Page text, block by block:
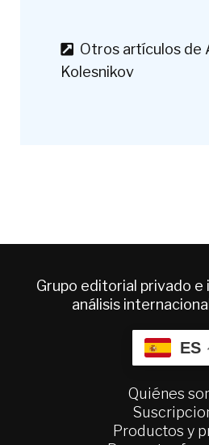
Otros artículos de
Kolesnikov
Grupo editorial privado
análisis
ES
Quiénes
Productos y